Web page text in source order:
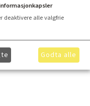
deaktivere alle valgfrie
Godta alle